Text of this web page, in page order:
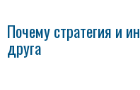
Почему стратегия и
друга